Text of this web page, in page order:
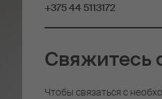
+375 44 5113172
Свяжитесь
Чтобы связаться с